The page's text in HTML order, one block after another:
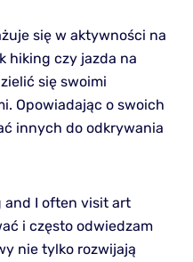
się w aktywności na
hiking czy jazda na
się swoimi
Opowiadając o swoich
innych do odkrywania
and I often visit art
i często odwiedzam
nie tylko rozwijają